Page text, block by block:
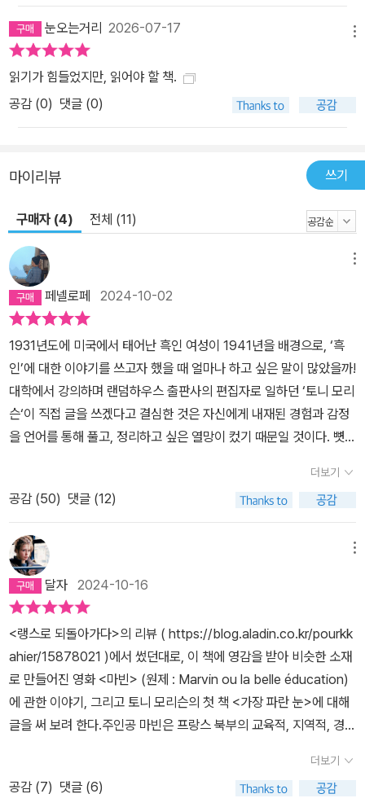
오바마는 그를 “국보급 작가”로 칭하며 “잠시나마 그와 같은 공기를
마신 것은 신의 은총”이라고 했다. 비록 토니 모리슨은 세상을 떠났지
만 그의 작품, 그가 시대와 사회에 던진 메시지는 여전히 지금 여기에
남아 있다.
눈오는거리 2026-07-17
읽기가 힘들었지만, 읽어야 할 책.
공감 (0) 댓글 (0)
마이리뷰 쓰기
구매자 (4) 전체 (11)
페넬로페 2024-10-02
1931년도에 미국에서 태어난 흑인 여성이 1941년을 배경으로, ‘흑
인’에 대한 이야기를 쓰고자 했을 때 얼마나 하고 싶은 말이 많았을까!
대학에서 강의하며 랜덤하우스 출판사의 편집자로 일하던 ‘토니 모리
슨‘이 직접 글을 쓰겠다고 결심한 것은 자신에게 내재된 경험과 감정
을 언어를 통해 풀고, 정리하고 싶은 열망이 컸기 때문일 것이다. 뼛속
떻게 전개해야 자신이 말하고자 하는 것을 잘 전달할 수 있을지도 많
이 고민했을 것 같다. 토니 모리슨은 자신의 첫 소설을 뻔한 내용으로
채우지 않았다. 작가는 억울하게 핍박받은 피해자로서의 흑인을 서술
하기보다, 검둥이로 불리는 흑인 공동체 안을 먼저 들여다봤다. 197
0년에 이 소설이 출간되었지만 토니 모리슨은 뒤늦게 1993년판에
서문을 덧붙인다. 서문에서 그녀는 작품을 쓴 의도와 구성방식을 설
명한다. 작가는 바깥에서 받은 미움이나 증오로 인한 스트레스와 힘
듦을 왜 안에서 풀려고 하는지에 대한 의문을 제기한다. 남들의 멸시
나 배척을 저항하거나 피하지 않고 그대로 받아들였을 때 초래되는
더 비극적이고 파괴적인 것에 작가는 관심을 가진다. 지독한 자기비
하의 피해자는 둘 중의 하나가 된다. 위험하고 난폭한 성향의 기질로
자신보다 약한 공동체 안(여자와 어린이)을 공격하거나, 또는 자기 정
체성을 포기하고 자아를 무너뜨리게 된다는 것이다. 그래서 작가는
‘어린 나이나 성별이나 인종으로 인해 해로운 외부 영향력에 가장 저
더보기
공감 (50) 댓글 (12)
달자 2024-10-16
<랭스로 되돌아가다>의 리뷰 ( https://blog.aladin.co.kr/pourkk
ahier/15878021 )에서 썼던대로, 이 책에 영감을 받아 비슷한 소재
로 만들어진 영화 <마빈> (원제 : Marvin ou la belle éducation)
에 관한 이야기, 그리고 토니 모리슨의 첫 책 <가장 파란 눈>에 대해
글을 써 보려 한다.주인공 마빈은 프랑스 북부의 교육적, 지역적, 경제
이다. 그리고 마빈은 초등학교 나이 때 자신은 자신의 주위에서 보는
남자들과 '다르'다는 것을 알게 된다. 게이인 마빈은 집에서도 학교에
더보기
공감 (7) 댓글 (6)